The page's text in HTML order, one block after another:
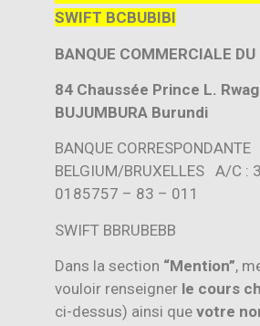
SWIFT BCBUBIBI
BANQUE COMMERCIALE DU
84 Chaussée Prince L.
BUJUMBURA Burundi
BANQUE CORRESPONDANTE
BELGIUM/BRUXELLES A/C :
0185757 – 83 – 011
SWIFT BBRUBEBB
Dans la section “Mention”,
vouloir renseigner le cours
ci-dessus) ainsi que votre